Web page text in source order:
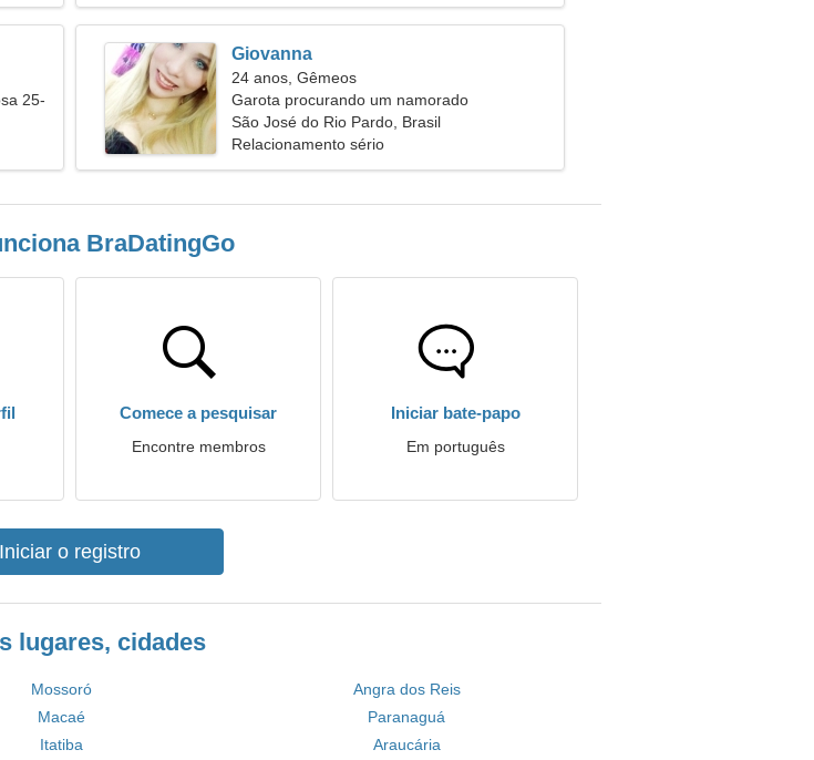
25-
Giovanna
24 anos, Gêmeos
Garota procurando um namorado
São José do Rio Pardo, Brasil
Relacionamento sério
BraDatingGo
Comece a pesquisar
Encontre membros
Iniciar bate-papo
Em português
Iniciar o registro
lugares, cidades
Mossoró
Angra dos Reis
Macaé
Paranaguá
Itatiba Araucária